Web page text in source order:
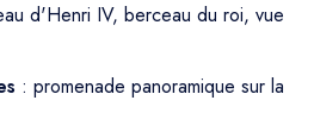
d'Henri IV, berceau du roi, vue
: promenade panoramique sur la